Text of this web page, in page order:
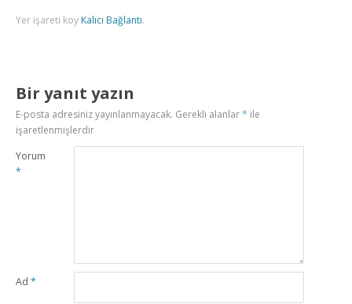
Yer işareti koy Kalıcı Bağlantı.
Bir yanıt yazın
E-posta adresiniz yayınlanmayacak. Gerekli alanlar* ile
işaretlenmişlerdir
Yorum
*
Ad*